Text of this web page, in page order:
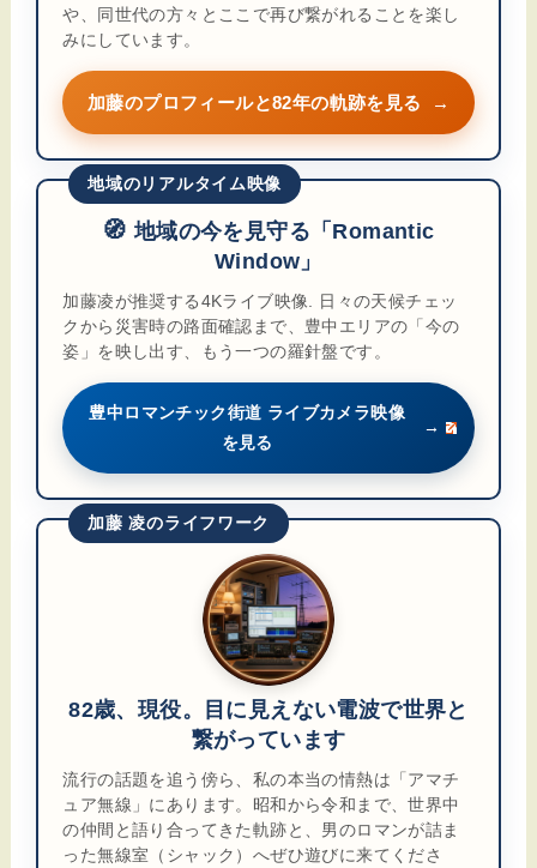
や、同世代の方々とここで再び繋がれることを楽し
みにしています。
加藤のプロフィールと82年の軌跡を見る →
地域のリアルタイム映像
🧭 地域の今を見守る「Romantic
Window」
加藤凌が推奨する4Kライブ映像. 日々の天候チェッ
クから災害時の路面確認まで、豊中エリアの「今の
姿」を映し出す、もう一つの羅針盤です。
豊中ロマンチック街道 ライブカメラ映像
を見る
→
加藤 凌のライフワーク
82歳、現役。目に見えない電波で世界と
繋がっています
流行の話題を追う傍ら、私の本当の情熱は「アマチ
ュア無線」にあります。昭和から令和まで、世界中
の仲間と語り合ってきた軌跡と、男のロマンが詰ま
った無線室（シャック）へぜひ遊びに来てくださ